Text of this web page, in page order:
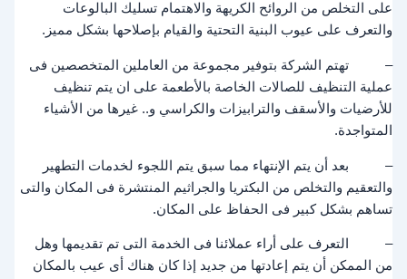
على التخلص من الروائح الكريهة والاهتمام تسليك البالوعات
والتعرف على عيوب البنية التحتية والقيام بإصلاحها بشكل مميز.
– تهتم الشركة بتوفير مجموعة من العاملين المتخصصين فى
عملية التنظيف للصالات الخاصة بالأطعمة على ان يتم تنظيف
للأرضيات والأسقف والترابيزات والكراسي و.. غيرها من الأشياء
المتواجدة.
– بعد أن يتم الإنتهاء مما سبق يتم اللجوء لخدمات التطهير
والتعقيم والتخلص من البكتريا والجراثيم المنتشرة فى المكان والتى
تساهم بشكل كبير فى الحفاظ على المكان.
– التعرف على أراء عملائنا فى الخدمة التى تم تقديمها وهل
من الممكن أن يتم إعادتها من جديد إذا كان هناك أى عيب بالمكان